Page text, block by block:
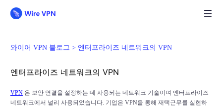
와이어 VPN 블로그 > 엔터프라이즈 네트워크의 VPN
엔터프라이즈 네트워크의 VPN
VPN은 보안 연결을 설정하는 데 사용되는 네트워크 기술이며 엔터프라이즈
네트워크에서 널리 사용되었습니다. 기업은 VPN을 통해 재택근무를 실현하